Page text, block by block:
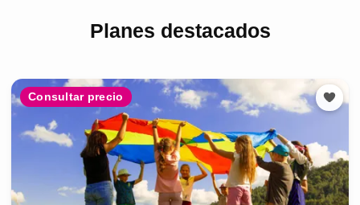
Planes destacados
Consultar precio